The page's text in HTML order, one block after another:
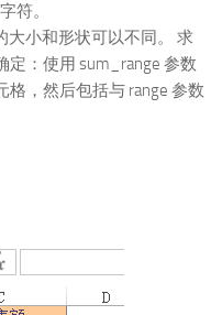
符。
大小和形状可以不同。 求
：使用 sum_range 参数
，然后包括与 range 参数